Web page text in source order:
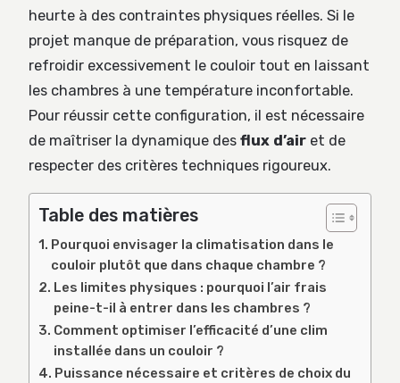
heurte à des contraintes physiques réelles. Si le
projet manque de préparation, vous risquez de
refroidir excessivement le couloir tout en laissant
les chambres à une température inconfortable.
Pour réussir cette configuration, il est nécessaire
de maîtriser la dynamique des flux d’air et de
respecter des critères techniques rigoureux.
Table des matières
Pourquoi envisager la climatisation dans le
couloir plutôt que dans chaque chambre ?
Les limites physiques : pourquoi l’air frais
peine-t-il à entrer dans les chambres ?
Comment optimiser l’efficacité d’une clim
installée dans un couloir ?
Puissance nécessaire et critères de choix du